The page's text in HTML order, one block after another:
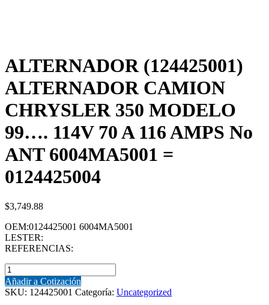
ALTERNADOR (124425001)
ALTERNADOR CAMION
CHRYSLER 350 MODELO
99…. 114V 70 A 116 AMPS No
ANT 6004MA5001 =
0124425004
$3,749.88
OEM:0124425001 6004MA5001
LESTER:
REFERENCIAS:
ALTERNADOR
(124425001)
ALTERNADOR
Añadir a Cotización
SKU: 124425001 Categoría: Uncategorized